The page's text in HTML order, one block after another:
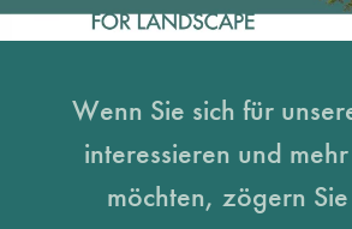
Wenn Sie sich für
interessieren und
möchten, zögern